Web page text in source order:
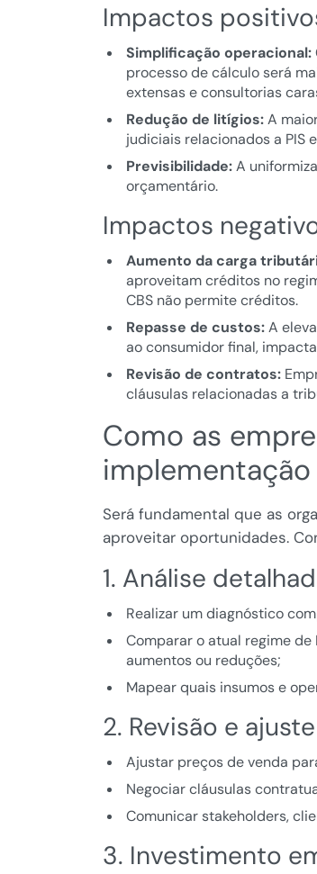
Impactos
Simplificação operacional:
processo de cálculo será
extensas e consultorias
Redução de litígios:A
judiciais relacionados a PIS e
Previsibilidade:A
orçamentário.
Impactos
Aumento da carga
aproveitam créditos no
CBS não permite créditos.
Repasse de custos:A
ao consumidor final,
Revisão de contratos:
cláusulas relacionadas a
Como as
implementação
Será fundamental que as
aproveitar oportunidades.
1. Análise
Realizar um diagnóstico
Comparar o atual regime de
aumentos ou reduções;
Mapear quais insumos e
2. Revisão e
Ajustar preços de venda
Negociar cláusulas
Comunicar stakeholders,
3. Investimento